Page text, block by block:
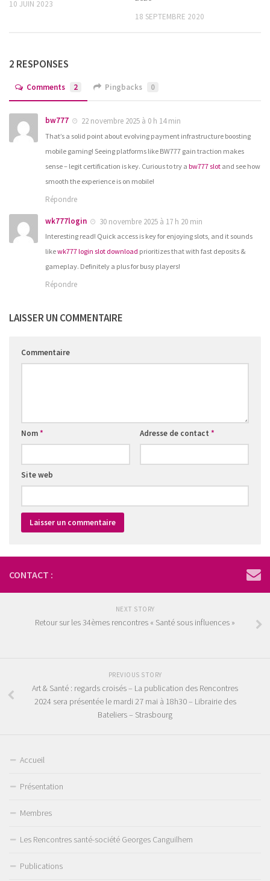
10 JUIN 2023
18 SEPTEMBRE 2020
2 RESPONSES
Comments 2 Pingbacks 0
bw777 22 novembre 2025 à 0 h 14 min
That’s a solid point about evolving payment infrastructure boosting
mobile gaming! Seeing platforms like BW777 gain traction makes
sense – legit certification is key. Curious to try a bw777 slot and see how
smooth the experience is on mobile!
Répondre
wk777login 30 novembre 2025 à 17 h 20 min
Interesting read! Quick access is key for enjoying slots, and it sounds
likewk777 login slot download prioritizes that with fast deposits &
gameplay. Definitely a plus for busy players!
Répondre
LAISSER UN COMMENTAIRE
Commentaire
Nom* Adresse de contact *
Site web
CONTACT :
NEXT STORY
Retour sur les 34èmes rencontres « Santé sous influences »
PREVIOUS STORY
Art & Santé : regards croisés – La publication des Rencontres
2024 sera présentée le mardi 27 mai à 18h30 – Librairie des
Bateliers – Strasbourg
Accueil
Présentation
Membres
Les Rencontres santé-société Georges Canguilhem
Publications